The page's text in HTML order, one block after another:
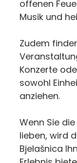
offenen
Musik und
Zudem
Konzerte
sowohl
anziehen.
Wenn Sie
lieben, wird
Bjelašnica